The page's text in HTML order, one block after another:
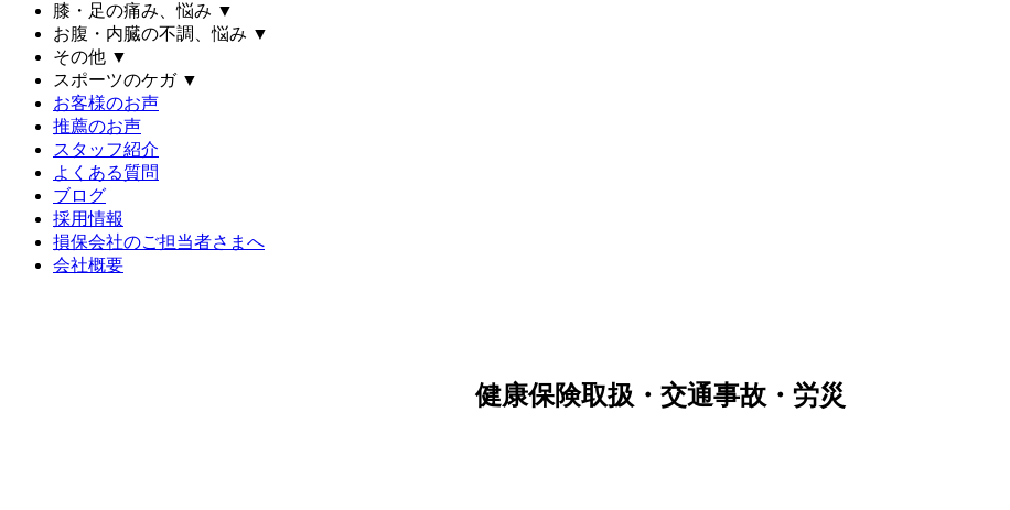
膝・足の痛み、悩み ▼
お腹・内臓の不調、悩み ▼
その他 ▼
スポーツのケガ ▼
お客様のお声
推薦のお声
スタッフ紹介
よくある質問
ブログ
採用情報
損保会社のご担当者さまへ
会社概要
健康保険取扱・交通事故・労災